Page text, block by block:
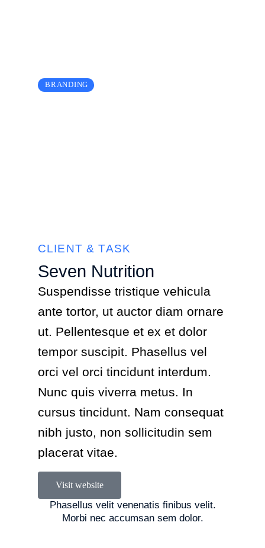
BRANDING
CLIENT & TASK
Seven Nutrition
Suspendisse tristique vehicula
ante tortor, ut auctor diam ornare
ut. Pellentesque et ex et dolor
tempor suscipit. Phasellus vel
orci vel orci tincidunt interdum.
Nunc quis viverra metus. In
cursus tincidunt. Nam consequat
nibh justo, non sollicitudin sem
placerat vitae.
Visit website
Phasellus velit venenatis finibus velit.
Morbi nec accumsan sem dolor.